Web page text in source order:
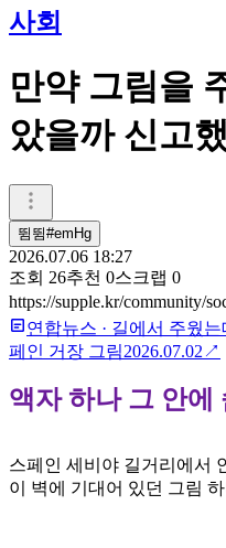
사회
만약 그림을
았을까 신고
뜀뜀#emHg
2026.07.06 18:27
조회 26추천 0스크랩 0
https://supple.kr/community/
연합뉴스 · 길에서 주웠
페인 거장 그림2026.07.02 ↗
액자 하나 그 안에
스페인 세비야 길거리에서
이 벽에 기대어 있던 그림